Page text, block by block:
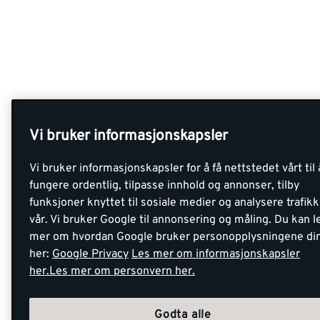
Vi bruker informasjonskapsler
Vi bruker informasjonskapsler for å få nettstedet vårt til
fungere ordentlig, tilpasse innhold og annonser, tilby
funksjoner knyttet til sosiale medier og analysere
vår. Vi bruker Google til annonsering og måling. Du kan
mer om hvordan Google bruker personopplysningene
her: Google Privacy Les mer om informasjonskapsler
her.Les mer om personvern her.
Godta alle